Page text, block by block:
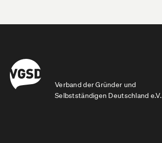
Verband der Gründer und
Selbstständigen Deutschland e.V.